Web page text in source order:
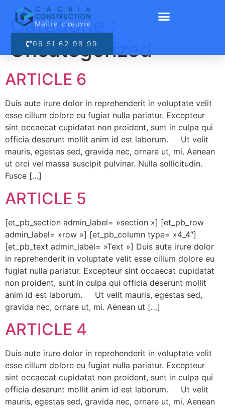
06 51 62 98 99
Catégorie :
Uncategorized
ARTICLE 6
Duis aute irure dolor in reprehenderit in voluptate velit
esse cillum dolore eu fugiat nulla pariatur. Excepteur
sint occaecat cupidatat non proident, sunt in culpa qui
officia deserunt mollit anim id est laborum. Ut velit
mauris, egestas sed, gravida nec, ornare ut, mi. Aenean
ut orci vel massa suscipit pulvinar. Nulla sollicitudin.
Fusce […]
ARTICLE 5
[et_pb_section admin_label= »section »] [et_pb_row
admin_label= »row »] [et_pb_column type= »4_4″]
[et_pb_text admin_label= »Text »] Duis aute irure dolor
in reprehenderit in voluptate velit esse cillum dolore eu
fugiat nulla pariatur. Excepteur sint occaecat cupidatat
non proident, sunt in culpa qui officia deserunt mollit
anim id est laborum. Ut velit mauris, egestas sed,
gravida nec, ornare ut, mi. Aenean ut […]
ARTICLE 4
Duis aute irure dolor in reprehenderit in voluptate velit
esse cillum dolore eu fugiat nulla pariatur. Excepteur
sint occaecat cupidatat non proident, sunt in culpa qui
officia deserunt mollit anim id est laborum. Ut velit
mauris, egestas sed, gravida nec, ornare ut, mi. Aenean